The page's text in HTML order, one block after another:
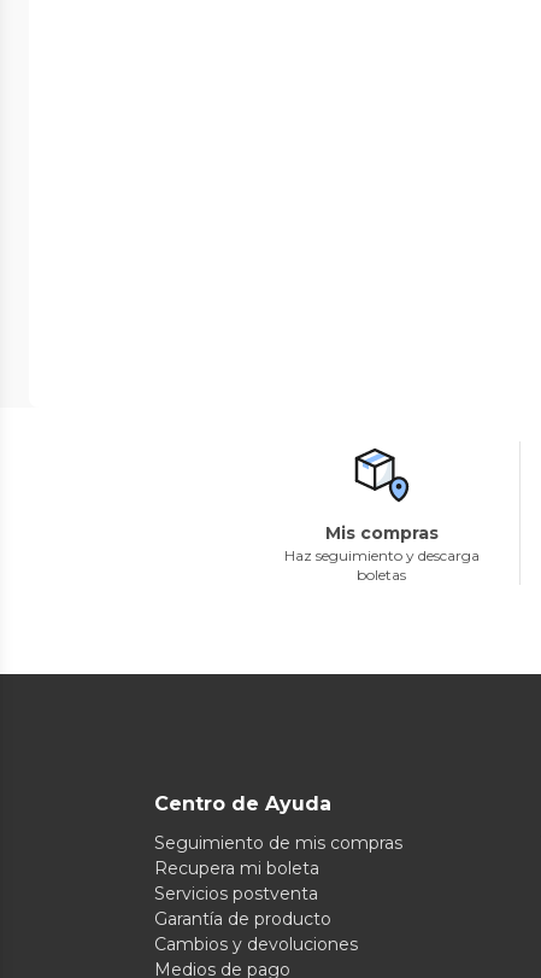
Mis compras
Haz seguimiento y descarga
boletas
Centro de Ayuda
Seguimiento de mis compras
Recupera mi boleta
Servicios postventa
Garantía de producto
Cambios y devoluciones
Medios de pago